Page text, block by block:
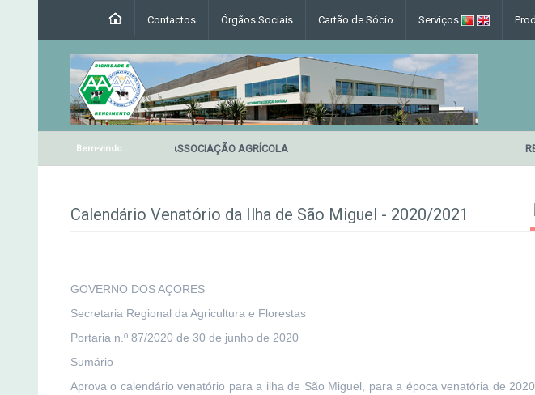
Contactos Órgãos Sociais Cartão de Sócio Serviços
Bem-vindo...
RESTAURANTE DA ASSOCIAÇÃO AGRÍCOLA
Calendário Venatório da Ilha de São Miguel - 2020/2021
GOVERNO DOS AÇORES
Secretaria Regional da Agricultura e Florestas
Portaria n.º 87/2020 de 30 de junho de 2020
Sumário
Aprova o calendário venatório para a ilha de São Miguel, para a época venatória de